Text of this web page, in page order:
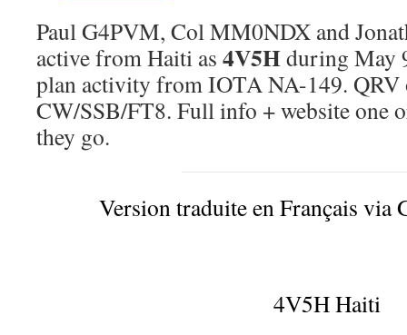
Paul G4PVM, Col MM0NDX and
active from Haiti as 4V5Hduring May
plan activity from IOTA NA-149. QRV
CW/SSB/FT8. Full info + website one
they go.
Version traduite en Français via
4V5H Haiti